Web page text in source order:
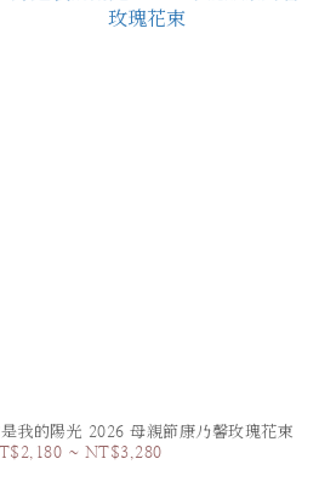
我的陽光 2026 母親節康乃馨玫瑰花束
~ NT$3,280